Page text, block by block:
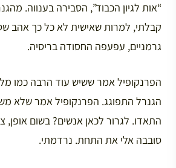
“אות לגיון הכבוד”, הסבירה בענווה.
קבלתי, למרות שאישית לא כל כך אהב
גרמניים, עפעפה החסודה בריסיה.
הפרנקופיל אמר ששיש עוד הרבה כמו
הגנרל התפוגג. הפרנקופיל אמר שלא
התאדו. לגרור לכאן אנשים? בשום אופן,
סובבה אלי את התחת. נרדמתי.